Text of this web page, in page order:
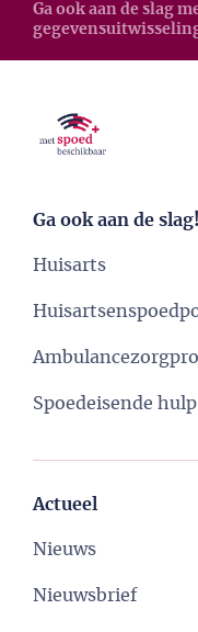
Ga ook aan de slag
Ga ook aan de slag!
Huisarts
Spoedeisende hulp
Actueel
Nieuws
Nieuwsbrief